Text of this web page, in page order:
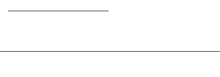
で、ブラッシュアップしていく